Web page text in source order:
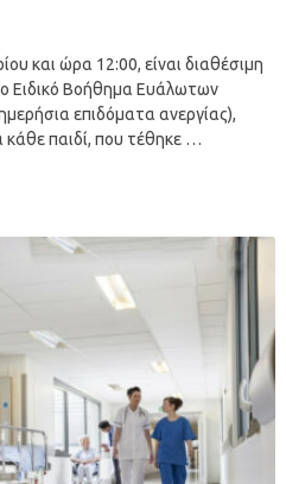
και ώρα 12:00, είναι διαθέσιμη
Ειδικό Βοήθημα Ευάλωτων
επιδόματα ανεργίας),
παιδί, που τέθηκε …